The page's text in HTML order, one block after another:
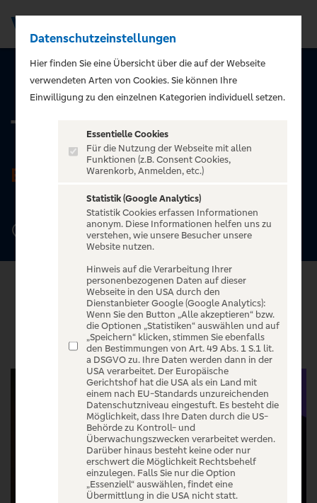
ZURÜCK ZUR STARTSEITE
TEMPODROM
BERLIN
Möckernstraße 10, 10963 Berlin
VERANSTALTUNGEN
Datenschutzeinstellungen
Hier finden Sie eine Übersicht über die auf der Webseite
verwendeten Arten von Cookies. Sie können Ihre
Einwilligung zu den einzelnen Kategorien individuell setzen.
Essentielle Cookies
Für die Nutzung der Webseite mit allen
Funktionen (z.B. Consent Cookies,
Warenkorb, Anmelden, etc.)
Statistik (Google Analytics)
Statistik Cookies erfassen Informationen
anonym. Diese Informationen helfen uns zu
verstehen, wie unsere Besucher unsere
Website nutzen.
Hinweis auf die Verarbeitung Ihrer
personenbezogenen Daten auf dieser
Webseite in den USA durch den
Dienstanbieter Google (Google Analytics):
Wenn Sie den Button „Alle akzeptieren“ bzw.
die Optionen „Statistiken“ auswählen und auf
„Speichern“ klicken, stimmen Sie ebenfalls
den Bestimmungen von Art. 49 Abs. 1 S.1 lit.
a DSGVO zu. Ihre Daten werden dann in der
USA verarbeitet. Der Europäische
Gerichtshof hat die USA als ein Land mit
einem nach EU-Standards unzureichenden
Datenschutzniveau eingestuft. Es besteht die
Möglichkeit, dass Ihre Daten durch die US-
Behörde zu Kontroll- und
Überwachungszwecken verarbeitet werden.
Darüber hinaus besteht keine oder nur
erschwert die Möglichkeit Rechtsbehelf
einzulegen. Falls Sie nur die Option
„Essenziell“ auswählen, findet eine
Übermittlung in die USA nicht statt.